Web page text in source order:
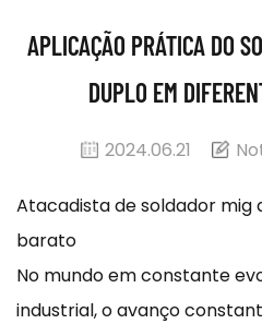
APLICAÇÃO PRÁTICA DO
DUPLO EM
2024.06.21
Atacadista de soldador mig
barato
No mundo em constante
industrial, o avanço